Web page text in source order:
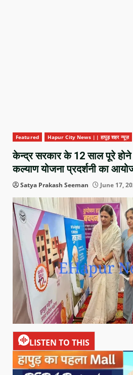
Featured Hapur City News || हापुड़ शहर न्यूज़
केन्द्र सरकार के 12 साल पूरे
कल्याण योजना प्रदर्शनी का
Satya Prakash Seeman June 17,
LISTEN TO THIS